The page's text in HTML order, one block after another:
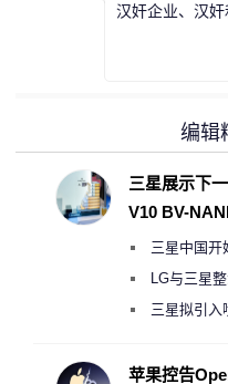
汉奸企业、汉
编辑
三星展示下
V10 BV-
三星中国开
月销售额不达
LG与三星
偷偷共享带宽
三星拟引入
度
苹果控告